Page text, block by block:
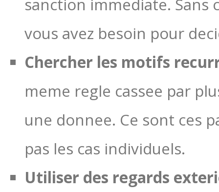
sanction immediate. Sans
vous avez besoin pour
Chercher les motifs
meme regle cassee par
une donnee. Ce sont ces
pas les cas individuels.
Utiliser des regards